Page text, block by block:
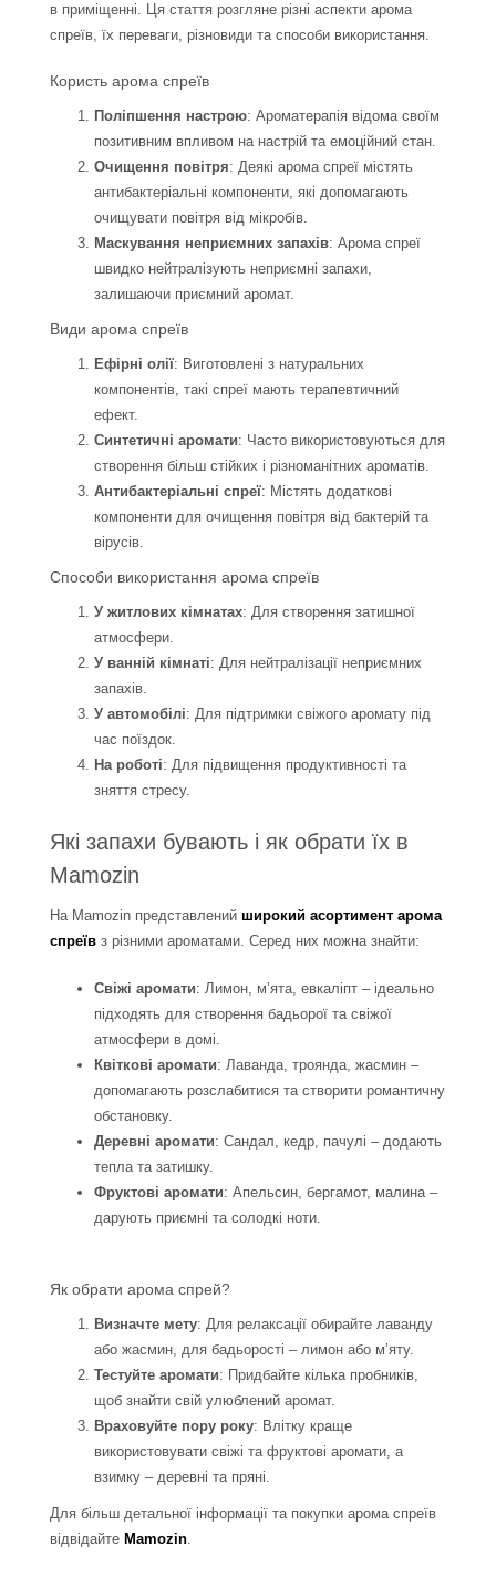
в приміщенні. Ця стаття розгляне різні аспекти арома
спреїв, їх переваги, різновиди та способи використання.
Користь арома спреїв
Поліпшення настрою: Ароматерапія відома своїм
позитивним впливом на настрій та емоційний стан.
Очищення повітря: Деякі арома спреї містять
антибактеріальні компоненти, які допомагають
очищувати повітря від мікробів.
Маскування неприємних запахів: Арома спреї
швидко нейтралізують неприємні запахи,
залишаючи приємний аромат.
Види арома спреїв
Ефірні олії: Виготовлені з натуральних
компонентів, такі спреї мають терапевтичний
ефект.
Синтетичні аромати: Часто використовуються для
створення більш стійких і різноманітних ароматів.
Антибактеріальні спреї: Містять додаткові
компоненти для очищення повітря від бактерій та
вірусів.
Способи використання арома спреїв
У житлових кімнатах: Для створення затишної
атмосфери.
У ванній кімнаті: Для нейтралізації неприємних
запахів.
У автомобілі: Для підтримки свіжого аромату під
час поїздок.
На роботі: Для підвищення продуктивності та
зняття стресу.
Які запахи бувають і як обрати їх в
Mamozin
На Mamozin представлений широкий асортимент арома
спреїв з різними ароматами. Серед них можна знайти:
Свіжі аромати: Лимон, м’ята, евкаліпт – ідеально
підходять для створення бадьорої та свіжої
атмосфери в домі.
Квіткові аромати: Лаванда, троянда, жасмин –
допомагають розслабитися та створити романтичну
обстановку.
Деревні аромати: Сандал, кедр, пачулі – додають
тепла та затишку.
Фруктові аромати: Апельсин, бергамот, малина –
дарують приємні та солодкі ноти.
Як обрати арома спрей?
Визначте мету: Для релаксації обирайте лаванду
або жасмин, для бадьорості – лимон або м’яту.
Тестуйте аромати: Придбайте кілька пробників,
щоб знайти свій улюблений аромат.
Враховуйте пору року: Влітку краще
використовувати свіжі та фруктові аромати, а
взимку – деревні та пряні.
Для більш детальної інформації та покупки арома спреїв
відвідайте Mamozin.